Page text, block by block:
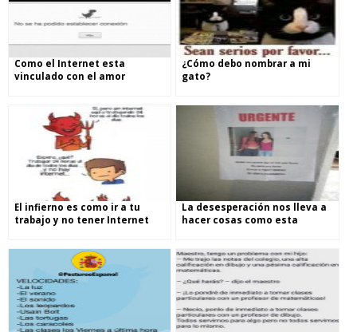
Como el Internet esta
vinculado con el amor
¿Cómo debo nombrar a mi
gato?
El infierno es como ir a tu
trabajo y no tener Internet
La desesperación nos lleva a
hacer cosas como esta